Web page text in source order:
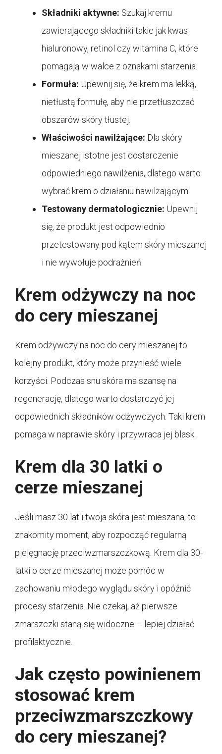
Składniki aktywne: Szukaj kremu
zawierającego składniki takie jak kwas
hialuronowy, retinol czy witamina C, które
pomagają w walce z oznakami starzenia.
Formuła: Upewnij się, że krem ma lekką,
nietłustą formułę, aby nie przetłuszczać
obszarów skóry tłustej.
Właściwości nawilżające: Dla skóry
mieszanej istotne jest dostarczenie
odpowiedniego nawilżenia, dlatego warto
wybrać krem o działaniu nawilżającym.
Testowany dermatologicznie: Upewnij
się, że produkt jest odpowiednio
przetestowany pod kątem skóry mieszanej
i nie wywołuje podrażnień.
Krem odżywczy na noc
do cery mieszanej
Krem odżywczy na noc do cery mieszanej to
kolejny produkt, który może przynieść wiele
korzyści. Podczas snu skóra ma szansę na
regenerację, dlatego warto dostarczyć jej
odpowiednich składników odżywczych. Taki krem
pomaga w naprawie skóry i przywraca jej blask.
Krem dla 30 latki o
cerze mieszanej
Jeśli masz 30 lat i twoja skóra jest mieszana, to
znakomity moment, aby rozpocząć regularną
pielęgnację przeciwzmarszczkową. Krem dla 30-
latki o cerze mieszanej może pomóc w
zachowaniu młodego wyglądu skóry i opóźnić
procesy starzenia. Nie czekaj, aż pierwsze
zmarszczki staną się widoczne – lepiej działać
profilaktycznie.
Jak często powinienem
stosować krem
przeciwzmarszczkowy
do cery mieszanej?